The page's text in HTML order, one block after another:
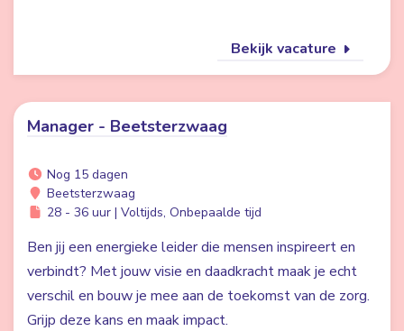
Bekijk vacature
Manager - Beetsterzwaag
Nog 15 dagen
Beetsterzwaag
28 - 36 uur | Voltijds, Onbepaalde tijd
Ben jij een energieke leider die mensen inspireert en
verbindt? Met jouw visie en daadkracht maak je echt
verschil en bouw je mee aan de toekomst van de zorg.
Grijp deze kans en maak impact.